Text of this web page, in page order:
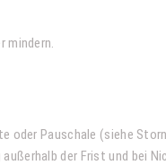
mindern.
oder Pauschale (siehe
der Frist und